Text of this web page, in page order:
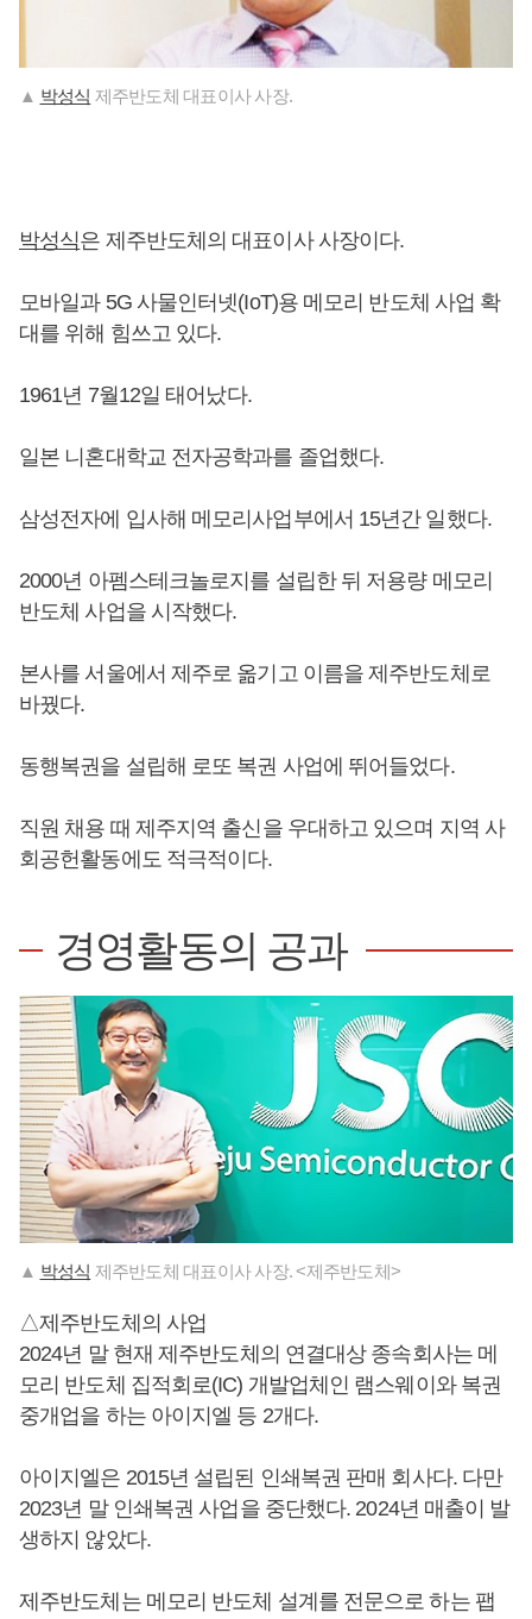
▲ 박성식 제주반도체 대표이사 사장.
박성식은 제주반도체의 대표이사 사장이다.
모바일과 5G 사물인터넷(IoT)용 메모리 반도체 사업 확
대를 위해 힘쓰고 있다.
1961년 7월12일 태어났다.
일본 니혼대학교 전자공학과를 졸업했다.
삼성전자에 입사해 메모리사업부에서 15년간 일했다.
2000년 아펨스테크놀로지를 설립한 뒤 저용량 메모리
반도체 사업을 시작했다.
본사를 서울에서 제주로 옮기고 이름을 제주반도체로
바꿨다.
동행복권을 설립해 로또 복권 사업에 뛰어들었다.
직원 채용 때 제주지역 출신을 우대하고 있으며 지역 사
회공헌활동에도 적극적이다.
경영활동의 공과
▲ 박성식 제주반도체 대표이사 사장. <제주반도체>
△제주반도체의 사업
2024년 말 현재 제주반도체의 연결대상 종속회사는 메
모리 반도체 집적회로(IC) 개발업체인 램스웨이와 복권
중개업을 하는 아이지엘 등 2개다.
아이지엘은 2015년 설립된 인쇄복권 판매 회사다. 다만
2023년 말 인쇄복권 사업을 중단했다. 2024년 매출이 발
생하지 않았다.
제주반도체는 메모리 반도체 설계를 전문으로 하는 팹